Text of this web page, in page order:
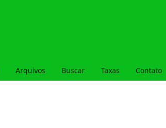
Arquivos Buscar Taxas Contato